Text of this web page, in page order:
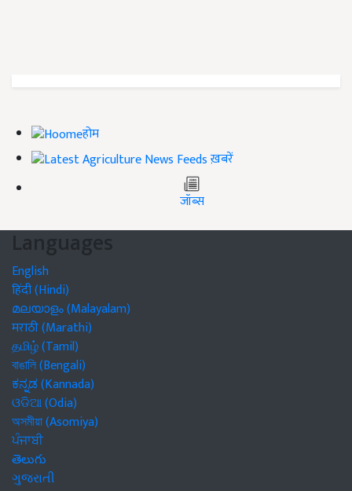
होम
ख़बरें
जॉब्स
Languages
English
हिंदी (Hindi)
മലയാളം (Malayalam)
मराठी (Marathi)
தமிழ் (Tamil)
বাঙালি (Bengali)
ಕನ್ನಡ (Kannada)
ଓଡିଆ (Odia)
অসমীয়া (Asomiya)
ਪੰਜਾਬੀ
తెలుగు
ગુજરાતી